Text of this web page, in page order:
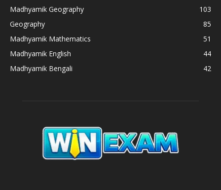
Madhyamik Geography
103
Geography
85
Madhyamik Mathematics
51
Madhyamik English
44
Madhyamik Bengali
42